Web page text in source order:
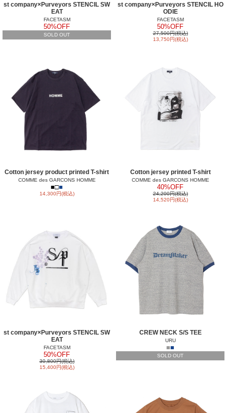
st company×Purveyors STENCIL SW
EAT
FACETASM
50%OFF
SOLD OUT
st company×Purveyors STENCIL HO
ODIE
FACETASM
50%OFF
27,500円(税込)
13,750円(税込)
Cotton jersey product printed T-shirt
COMME des GARCONS HOMME
■□■
14,300円(税込)
Cotton jersey printed T-shirt
COMME des GARCONS HOMME
40%OFF
24,200円(税込)
14,520円(税込)
st company×Purveyors STENCIL SW
EAT
FACETASM
50%OFF
30,800円(税込)
15,400円(税込)
CREW NECK S/S TEE
URU
■■
SOLD OUT